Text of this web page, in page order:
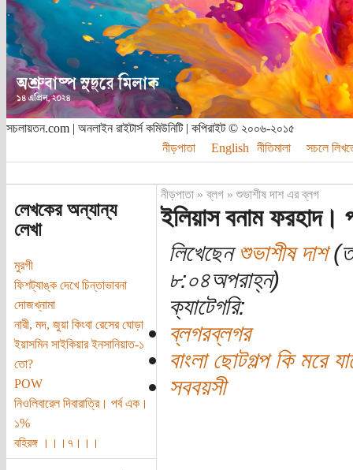
সচলায়তন.com | অনলাইন রাইটার্স কমিউনিটি | কপিরাইট © ২০০৬-২০১৫
নীড়পাতা
English নীতিমালা সচলে
লেখকের অন্যান্য
লেখা
মুরগী
ফিশট্যাঙ্ক দেখে চিন্তাভাবনা
দোজখ্‌নামা
নারী, মদ, জুয়া কিংবা রেসের ঘোড়া
ইয়াসমিন সাইকিয়ার ইনসানিয়াত-১
তো?
POW
নিওলিবারেল দিবারাত্রি। পর্ব এক।
১%
বহিরঙ্গ ।।।৭।।।
নীড়পাতা»ব্লগ» শুভাশীষ দাশ এর ব্লগ
ইলিয়াস বনাম ফরহাদ।
লিখেছেনশুভাশীষ দাশ
৮:০৪অপরাহ্ন)
ক্যাটেগরি:
ব্লগরব্লগর
বাংলা ছোটগল্প কি মরে
সববয়সী